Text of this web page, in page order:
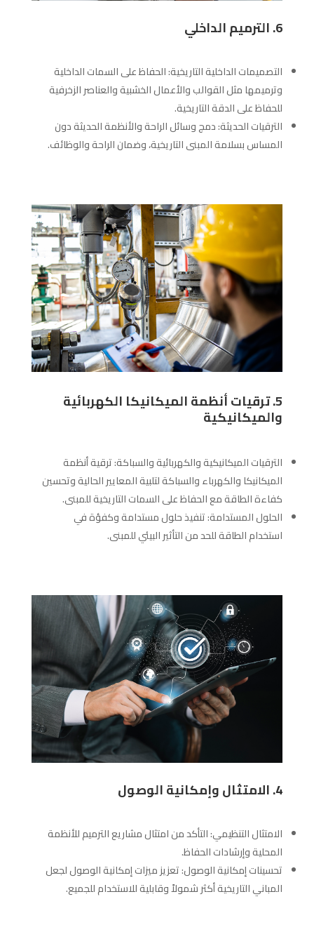
6. الترميم الداخلي
التصميمات الداخلية التاريخية: الحفاظ على السمات الداخلية
وترميمها مثل القوالب والأعمال الخشبية والعناصر الزخرفية
للحفاظ على الدقة التاريخية.
الترقيات الحديثة: دمج وسائل الراحة والأنظمة الحديثة دون
المساس بسلامة المبنى التاريخية، وضمان الراحة والوظائف.
5. ترقيات أنظمة الميكانيكا الكهربائية
والميكانيكية
الترقيات الميكانيكية والكهربائية والسباكة: ترقية أنظمة
الميكانيكا والكهرباء والسباكة لتلبية المعايير الحالية وتحسين
كفاءة الطاقة مع الحفاظ على السمات التاريخية للمبنى.
الحلول المستدامة: تنفيذ حلول مستدامة وكفؤة في
استخدام الطاقة للحد من التأثير البيئي للمبنى.
4. الامتثال وإمكانية الوصول
الامتثال التنظيمي: التأكد من امتثال مشاريع الترميم للأنظمة
المحلية وإرشادات الحفاظ.
تحسينات إمكانية الوصول: تعزيز ميزات إمكانية الوصول لجعل
المباني التاريخية أكثر شمولاً وقابلية للاستخدام للجميع.